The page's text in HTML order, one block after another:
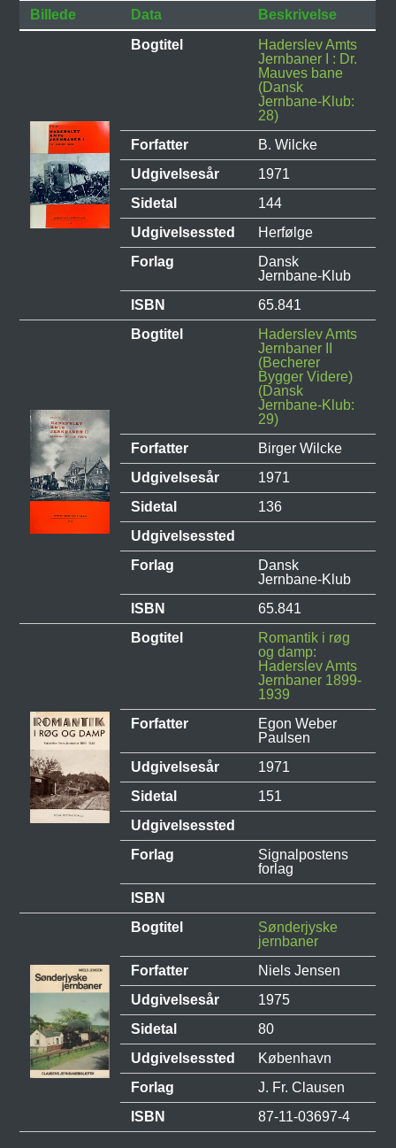
Billede
Data
Beskrivelse
Bogtitel
Haderslev Amts
Jernbaner I : Dr.
Mauves bane
(Dansk
Jernbane-Klub:
28)
Forfatter
B. Wilcke
Udgivelsesår
1971
Sidetal
144
Udgivelsessted
Herfølge
Forlag
Dansk
Jernbane-Klub
ISBN
65.841
Bogtitel
Haderslev Amts
Jernbaner II
(Becherer
Bygger Videre)
(Dansk
Jernbane-Klub:
29)
Forfatter
Birger Wilcke
Udgivelsesår
1971
Sidetal
136
Udgivelsessted
Forlag
Dansk
Jernbane-Klub
ISBN
65.841
Bogtitel
Romantik i røg
og damp:
Haderslev Amts
Jernbaner 1899-
1939
Forfatter
Egon Weber
Paulsen
Udgivelsesår
1971
Sidetal
151
Udgivelsessted
Forlag
Signalpostens
forlag
ISBN
Bogtitel
Sønderjyske
jernbaner
Forfatter
Niels Jensen
Udgivelsesår
1975
Sidetal
80
Udgivelsessted
København
Forlag
J. Fr. Clausen
ISBN
87-11-03697-4